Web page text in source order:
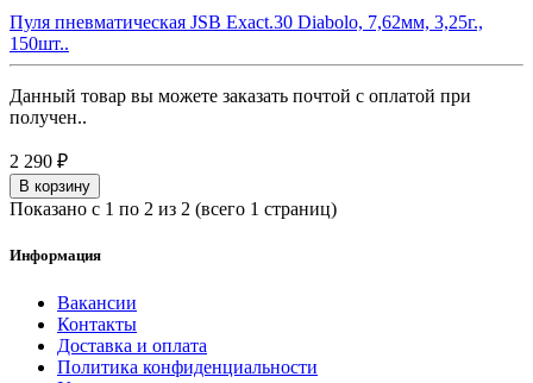
Пуля пневматическая JSB Exact.30 Diabolo, 7,62мм, 3,25г.,
150шт..
Данный товар вы можете заказать почтой с оплатой при
получен..
2 290 ₽
В корзину
Показано с 1 по 2 из 2 (всего 1 страниц)
Информация
Вакансии
Контакты
Доставка и оплата
Политика конфиденциальности